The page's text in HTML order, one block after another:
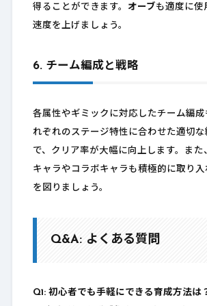
得ることができます。 オーブ も適度に使
速度を上げましょう。
6. チーム編成と戦略
各属性やギミックに対応したチーム編成
れぞれのステージ特性に合わせた適切な
で、クリア率が大幅に向上します。また
キャラやコラボキャラも積極的に取り
を図りましょう。
Q&A: よくある質問
Q1: 初心者でも手軽にできる育成方法は